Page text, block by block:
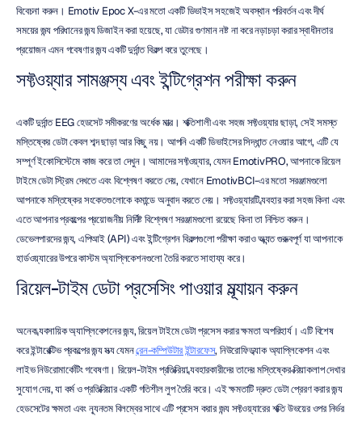
বিবেচনা করুন। Emotiv Epoc X-এর মতো একটি ডিভাইস সহজেই অবস্থান পরিবর্তন এবং দীর্ঘ
সময়ের জন্য পরিধানের জন্য ডিজাইন করা হয়েছে, যা ডেটার গুণমান নষ্ট না করে নড়াচড়া করার স্বাধীনতার
প্রয়োজন এমন গবেষণার জন্য একটি দুর্দান্ত বিকল্প করে তুলেছে।
সফ্টওয়্যার সামঞ্জস্য এবং ইন্টিগ্রেশন পরীক্ষা করুন
একটি দুর্দান্ত EEG হেডসেট সমীকরণের অর্ধেক মাত্র। শক্তিশালী এবং সহজ সফ্টওয়্যার ছাড়া, সেই সমস্ত
মস্তিষ্কের ডেটা কেবল শব্দ ছাড়া আর কিছু নয়। আপনি একটি ডিভাইসের সিদ্ধান্ত নেওয়ার আগে, এটি যে
সম্পূর্ণ ইকোসিস্টেমে কাজ করে তা দেখুন। আমাদের সফ্টওয়্যার, যেমন EmotivPRO, আপনাকে রিয়েল
টাইমে ডেটা স্ট্রিম দেখতে এবং বিশ্লেষণ করতে দেয়, যেখানে EmotivBCI-এর মতো সরঞ্জামগুলো
আপনাকে মস্তিষ্কের সংকেতগুলোকে কমান্ডে অনুবাদ করতে দেয়। সফ্টওয়্যারটি ব্যবহার করা সহজ কিনা এবং
এতে আপনার প্রকল্পের প্রয়োজনীয় নির্দিষ্ট বিশ্লেষণ সরঞ্জামগুলো রয়েছে কিনা তা নিশ্চিত করুন।
ডেভেলপারদের জন্য, এপিআই (API) এবং ইন্টিগ্রেশন বিকল্পগুলো পরীক্ষা করাও অত্যন্ত গুরুত্বপূর্ণ যা আপনাকে
হার্ডওয়্যারের উপরে কাস্টম অ্যাপ্লিকেশনগুলো তৈরি করতে সাহায্য করে।
রিয়েল-টাইম ডেটা প্রসেসিং পাওয়ার মূল্যায়ন করুন
অনেক ব্যবসায়িক অ্যাপ্লিকেশনের জন্য, রিয়েল টাইমে ডেটা প্রসেস করার ক্ষমতা অপরিহার্য। এটি বিশেষ
করে ইন্টারেক্টিভ প্রকল্পের জন্য সত্য যেমন ব্রেন-কম্পিউটার ইন্টারফেস, নিউরোফিডব্যাক অ্যাপ্লিকেশন এবং
লাইভ নিউরোমার্কেটিং গবেষণা। রিয়েল-টাইম প্রতিক্রিয়া ব্যবহারকারীদের তাদের মস্তিষ্কের ক্রিয়াকলাপ দেখার
সুযোগ দেয়, যা কর্ম ও প্রতিক্রিয়ার একটি গতিশীল লুপ তৈরি করে। এই ক্ষমতাটি দ্রুত ডেটা প্রেরণ করার জন্য
হেডসেটের ক্ষমতা এবং ন্যূনতম বিলম্বের সাথে এটি প্রসেস করার জন্য সফ্টওয়্যারের শক্তি উভয়ের ওপর নির্ভর